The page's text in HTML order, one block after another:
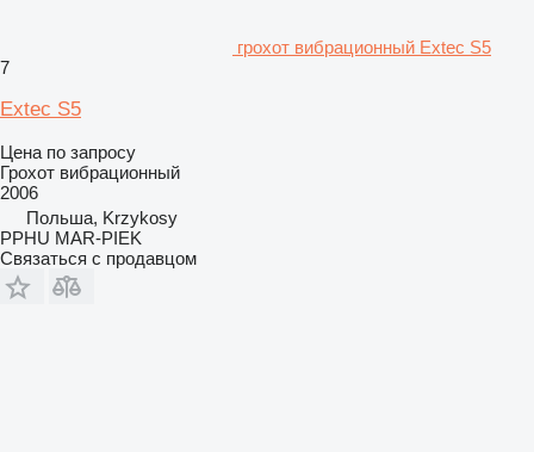
грохот вибрационный Extec S5
7
Extec S5
Цена по запросу
Грохот вибрационный
2006
Польша, Krzykosy
PPHU MAR-PIEK
Связаться с продавцом